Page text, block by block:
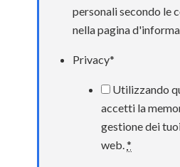
personali secondo le
nella pagina
Privacy*
Utilizzando
accetti la
gestione dei
web.*